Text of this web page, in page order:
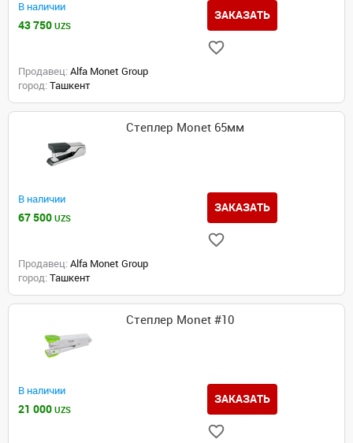
В наличии
43 750 UZS
ЗАКАЗАТЬ
Продавец: Alfa Monet Group
город: Ташкент
Степлер Monet 65мм
В наличии
67 500 UZS
ЗАКАЗАТЬ
Продавец: Alfa Monet Group
город: Ташкент
Степлер Monet #10
В наличии
21 000 UZS
ЗАКАЗАТЬ